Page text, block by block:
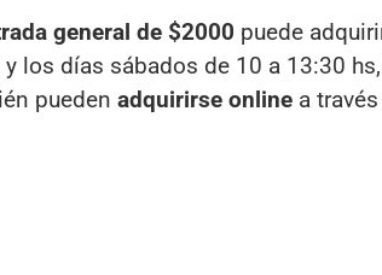
general de $2000 puede
los días sábados de 10 a 13:30
pueden adquirirse online a